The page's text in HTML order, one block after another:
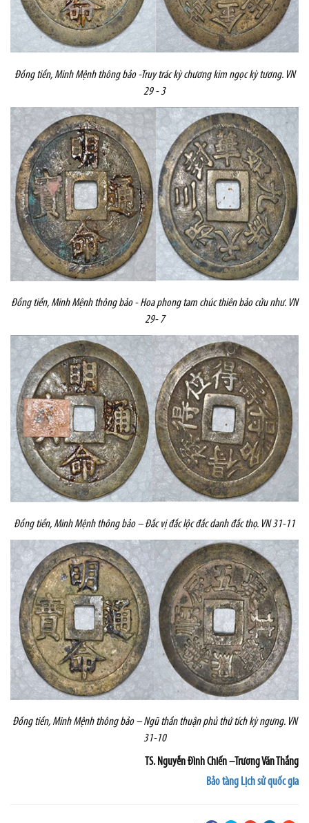
Đồng tiền,Minh Mệnh thông bảo -Truy trác kỳ chương kim ngọc kỳ tương. VN
29 - 3
Đồng tiền,Minh Mệnh thông bảo - Hoa phong tam chúc thiên bảo cửu như. VN
29- 7
Đồng tiền,Minh Mệnh thông bảo – Đắc vị đắc lộc đắc danh đắc thọ. VN 31-11
Đồng tiền,Minh Mệnh thông bảo – Ngũ thần thuận phủ thứ tích kỳ ngưng. VN
31-10
TS. Nguyễn Đình Chiến –Trương Văn Thắng
Bảo tàng Lịch sử quốc gia